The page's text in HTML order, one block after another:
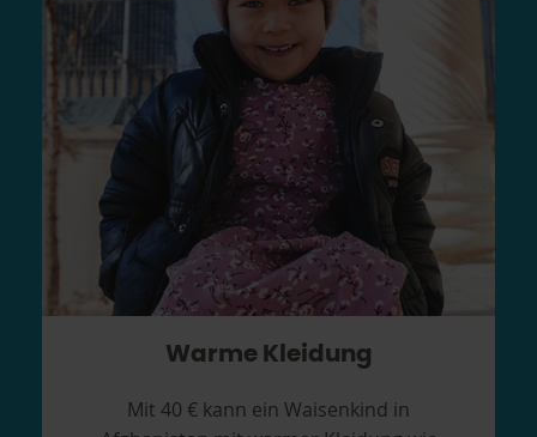
Warme Kleidung
Mit 40 € kann ein Waisenkind in